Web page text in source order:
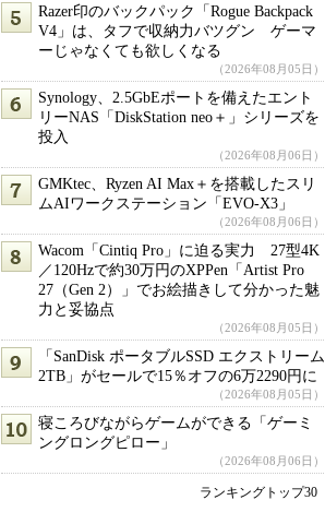
Razer印のバックパック「Rogue Backpack
V4」は、タフで収納力バツグン ゲーマ
ーじゃなくても欲しくなる
（2026年08月05日）
Synology、2.5GbEポートを備えたエント
リーNAS「DiskStation neo＋」シリーズを
投入
（2026年08月06日）
GMKtec、Ryzen AI Max＋を搭載したスリ
ムAIワークステーション「EVO-X3」
（2026年08月06日）
Wacom「Cintiq Pro」に迫る実力 27型4K
／120Hzで約30万円のXPPen「Artist Pro
27（Gen 2）」でお絵描きして分かった魅
力と妥協点
（2026年08月05日）
「SanDisk ポータブルSSD エクストリーム
2TB」がセールで15％オフの6万2290円に
（2026年08月05日）
寝ころびながらゲームができる「ゲーミ
ングロングピロー」
（2026年08月06日）
ランキングトップ30